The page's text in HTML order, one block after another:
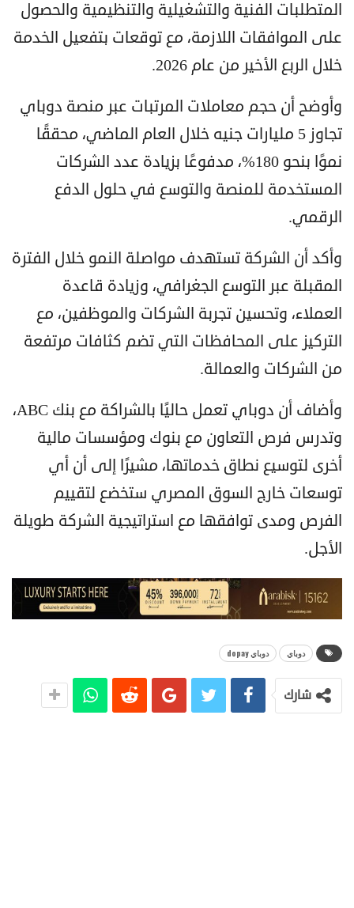
المتطلبات الفنية والتشغيلية والتنظيمية والحصول
على الموافقات اللازمة، مع توقعات بتفعيل الخدمة
خلال الربع الأخير من عام 2026.
وأوضح أن حجم معاملات المرتبات عبر منصة دوباي
تجاوز 5 مليارات جنيه خلال العام الماضي، محققًا
نموًا بنحو 180%، مدفوعًا بزيادة عدد الشركات
المستخدمة للمنصة والتوسع في حلول الدفع
الرقمي.
وأكد أن الشركة تستهدف مواصلة النمو خلال الفترة
المقبلة عبر التوسع الجغرافي، وزيادة قاعدة
العملاء، وتحسين تجربة الشركات والموظفين، مع
التركيز على المحافظات التي تضم كثافات مرتفعة
من الشركات والعمالة.
وأضاف أن دوباي تعمل حاليًا بالشراكة مع بنك ABC،
وتدرس فرص التعاون مع بنوك ومؤسسات مالية
أخرى لتوسيع نطاق خدماتها، مشيرًا إلى أن أي
توسعات خارج السوق المصري ستخضع لتقييم
الفرص ومدى توافقها مع استراتيجية الشركة طويلة
الأجل.
دوباي دوباي dopay
شارك